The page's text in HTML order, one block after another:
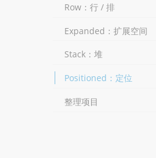
Row：行 / 排
Expanded：扩展空间
Stack：堆
Positioned：定位
整理项目